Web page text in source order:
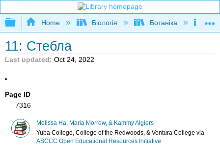
Expand/collapse global hierarchy
Home Біологія Ботаніка
11: Стебла
Last updated Oct 24, 2022
Page ID
7316
Melissa Ha, Maria Morrow, & Kammy Algiers
Yuba College, College of the Redwoods, & Ventura College via
ASCCC Open Educational Resources Initiative